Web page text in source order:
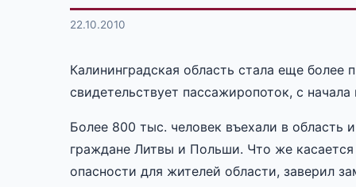
22.10.2010
Калининградская область стала еще
свидетельствует пассажиропоток, с
Более 800 тыс. человек въехали в
граждане Литвы и Польши. Что же
опасности для жителей области, заверил